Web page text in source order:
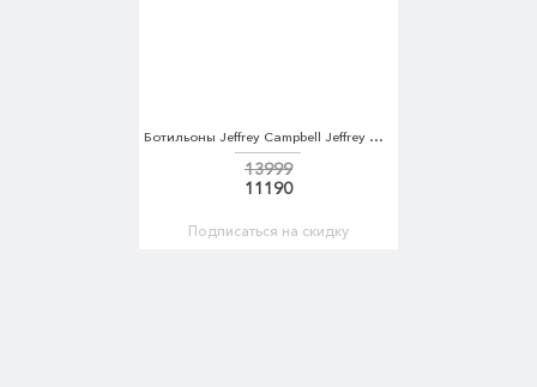
Ботильоны Jeffrey Campbell Jeffrey Campbell JE015AWVBX52
13999
11190
Подписаться на скидку